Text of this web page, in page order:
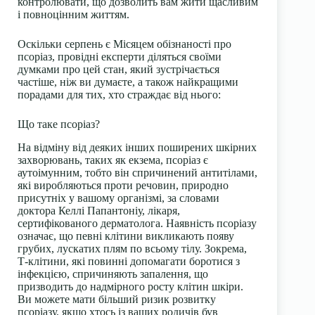
і повноцінним життям.
Оскільки серпень є Місяцем обізнаності про
псоріаз, провідні експерти діляться своїми
думками про цей стан, який зустрічається
частіше, ніж ви думаєте, а також найкращими
порадами для тих, хто страждає від нього:
Що таке псоріаз?
На відміну від деяких інших поширених шкірних
захворювань, таких як екзема, псоріаз є
аутоімунним, тобто він спричинений антитілами,
які виробляються проти речовин, природно
присутніх у вашому організмі, за словами
доктора Келлі Папантоніу, лікаря,
сертифікованого дерматолога. Наявність псоріазу
означає, що певні клітини викликають появу
грубих, лускатих плям по всьому тілу. Зокрема,
Т-клітини, які повинні допомагати боротися з
інфекцією, спричиняють запалення, що
призводить до надмірного росту клітин шкіри.
Ви можете мати більший ризик розвитку
псоріазу, якщо хтось із ваших родичів був